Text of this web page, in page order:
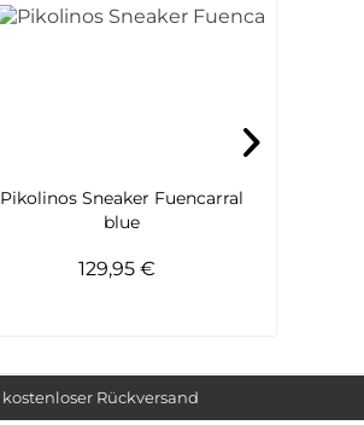
Pikolinos Sneaker Fuencarral
blue
129,95 €
kostenloser Rückversand